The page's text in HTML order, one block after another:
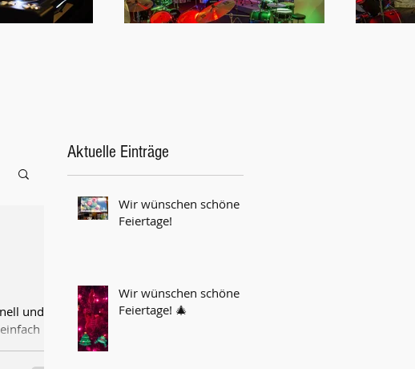
und
Aktuelle Einträge
Wir wünschen schöne
Feiertage!
Wir wünschen schöne
Feiertage! 🎄